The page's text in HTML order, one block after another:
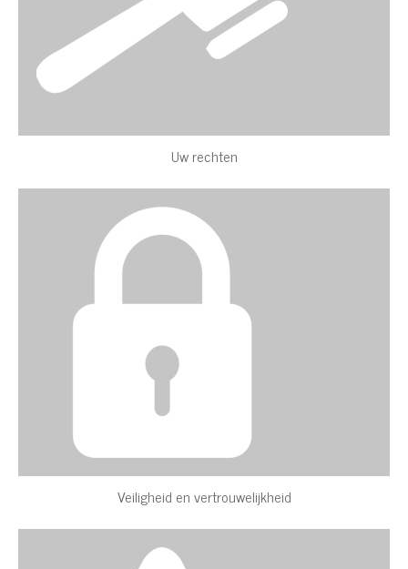
Uw rechten
Veiligheid en vertrouwelijkheid